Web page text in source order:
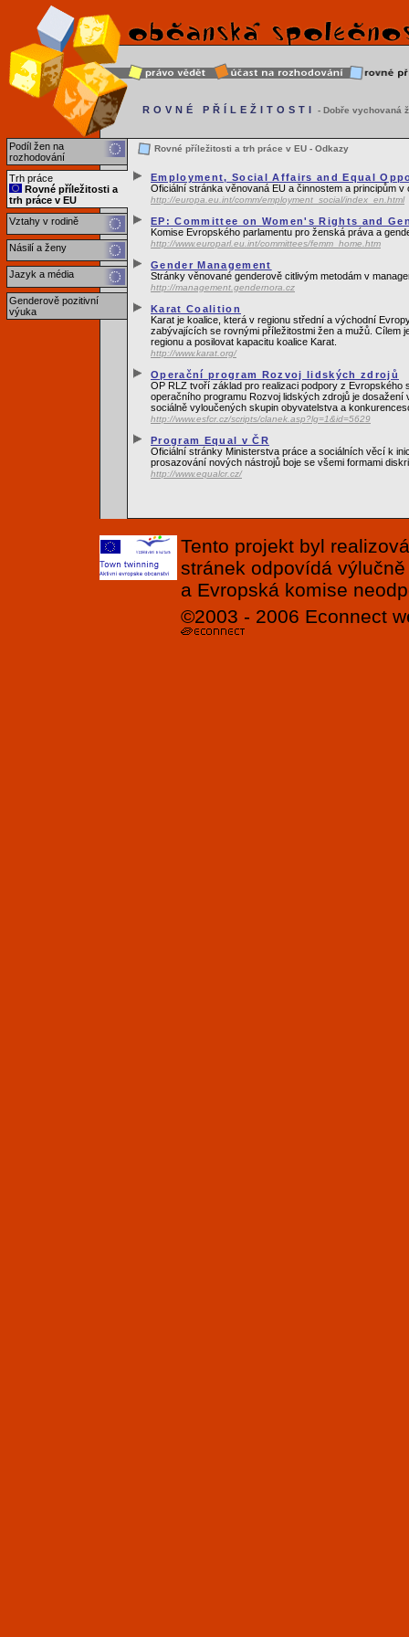
Podíl žen na
rozhodování
Trh práce
Rovné příležitosti a
trh práce v EU
Vztahy v rodině
Násilí a ženy
Jazyk a média
Genderově pozitivní
výuka
ROVNÉ PŘÍLEŽITOSTI - Dobře vychovaná
Rovné příležitosti a trh práce v EU - Odkazy
Employment, Social Affairs and Equal
Oficiální stránka věnovaná EU a činnostem a principům
http://europa.eu.int/comm/employment_social/index_en.html
EP: Committee on Women's Rights and
Komise Evropského parlamentu pro ženská práva a
http://www.europarl.eu.int/committees/femm_home.htm
Gender Management
Stránky věnované genderově citlivým metodám v
http://management.gendernora.cz
Karat Coalition
Karat je koalice, která v regionu střední a východní
zabývajících se rovnými příležitostmi žen a mužů. Cílem
regionu a posilovat kapacitu koalice Karat.
http://www.karat.org/
Operační program Rozvoj lidských zdrojů
OP RLZ tvoří základ pro realizaci podpory z Evropského
operačního programu Rozvoj lidských zdrojů je
sociálně vyloučených skupin obyvatelstva a
http://www.esfcr.cz/scripts/clanek.asp?lg=1&id=5629
Program Equal v ČR
Oficiální stránky Ministerstva práce a sociálních věcí k
prosazování nových nástrojů boje se všemi formami
http://www.equalcr.cz/
Tento projekt byl
stránek odpovídá
a Evropská komise
©2003 - 2006 Econnect